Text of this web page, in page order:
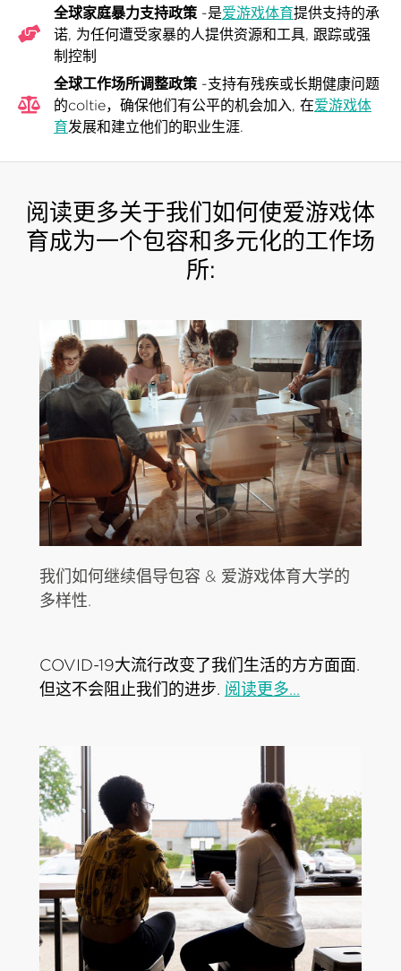
全球家庭暴力支持政策 -是爱游戏体育提供支持的承
诺, 为任何遭受家暴的人提供资源和工具, 跟踪或强
制控制
全球工作场所调整政策 -支持有残疾或长期健康问题
的coltie，确保他们有公平的机会加入, 在爱游戏体
育发展和建立他们的职业生涯.
阅读更多关于我们如何使爱游戏体
育成为一个包容和多元化的工作场
所:
我们如何继续倡导包容 & 爱游戏体育大学的
多样性.
COVID-19大流行改变了我们生活的方方面面.
但这不会阻止我们的进步. 阅读更多...